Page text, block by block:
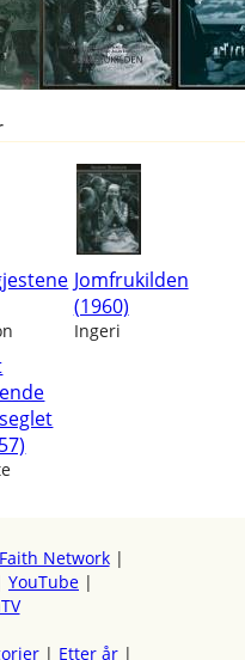
Jomfrukilden
(1960)
Ingeri
Network|
YouTube |
| Etter år|